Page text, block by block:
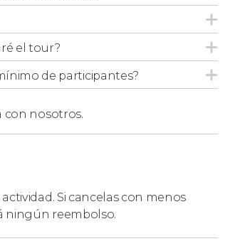
dentro del radio de 10 km del
encuentre en el centro de
la hora exacta.
el tour?
de participantes?
con nosotros.
Si cancelas con menos
ningún reembolso.